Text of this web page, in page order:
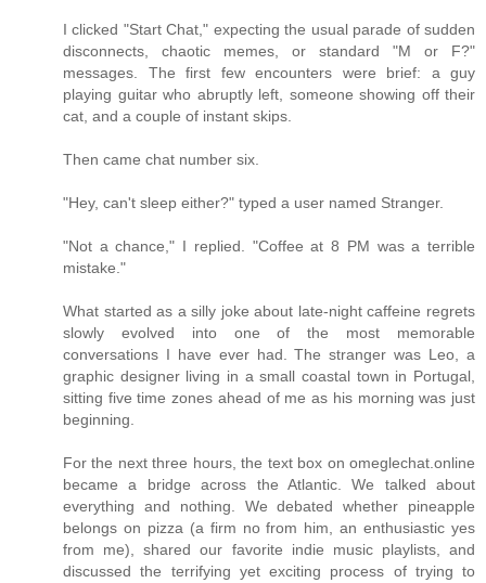
I clicked "Start Chat," expecting the usual parade of sudden
disconnects, chaotic memes, or standard "M or F?"
messages. The first few encounters were brief: a guy
playing guitar who abruptly left, someone showing off their
cat, and a couple of instant skips.
Then came chat number six.
"Hey, can't sleep either?" typed a user named Stranger.
"Not a chance," I replied. "Coffee at 8 PM was a terrible
mistake."
What started as a silly joke about late-night caffeine regrets
slowly evolved into one of the most memorable
conversations I have ever had. The stranger was Leo, a
graphic designer living in a small coastal town in Portugal,
sitting five time zones ahead of me as his morning was just
beginning.
For the next three hours, the text box on omeglechat.online
became a bridge across the Atlantic. We talked about
everything and nothing. We debated whether pineapple
belongs on pizza (a firm no from him, an enthusiastic yes
from me), shared our favorite indie music playlists, and
discussed the terrifying yet exciting process of trying to